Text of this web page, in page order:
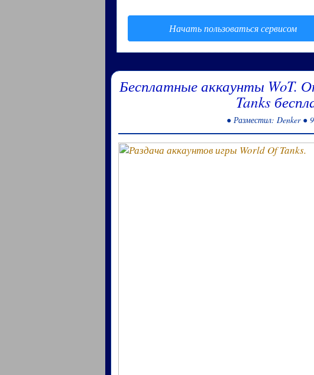
Начать пользоваться сервисом
Бесплатные аккаунты WoT.
Tanks
● Разместил: Denker ●